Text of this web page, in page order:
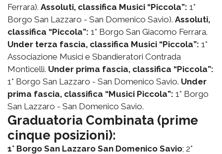
Ferrara). Assoluti, classifica Musici “Piccola”: 1°
Borgo San Lazzaro - San Domenico Savio). Assoluti,
classifica “Piccola”: 1° Borgo San Giacomo Ferrara.
Under terza fascia, classifica Musici “Piccola”: 1°
Associazione Musici e Sbandieratori Contrada
Monticelli. Under prima fascia, classifica “Piccola”:
1° Borgo San Lazzaro - San Domenico Savio. Under
prima fascia, classifica “Musici Piccola”: 1° Borgo
San Lazzaro - San Domenico Savio.
Graduatoria Combinata (prime
cinque posizioni):
1° Borgo San Lazzaro San Domenico Savio; 2°